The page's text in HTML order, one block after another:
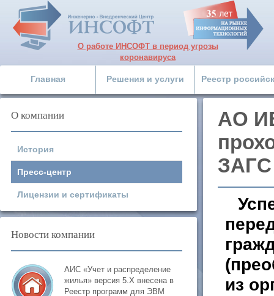
О работе ИНСОФТ в период угрозы
коронавируса
Главная Решения и услуги Реестр
О компании
История
Пресс-центр
Лицензии и сертификаты
Новости компании
АИС «Учет и распределение
жилья» версия 5.Х внесена в
Реестр программ для ЭВМ
АО
ЗАГС
из